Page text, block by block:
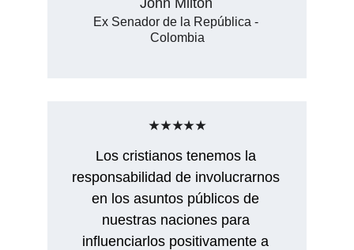
John Milton
Ex Senador de la República -
Colombia
★★★★★
Los cristianos tenemos la
responsabilidad de involucrarnos
en los asuntos públicos de
nuestras naciones para
influenciarlos positivamente a